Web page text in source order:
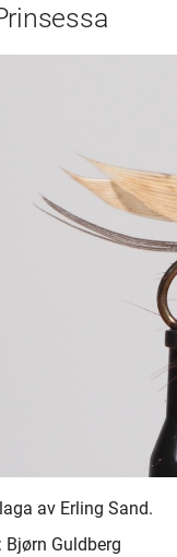
av Erling Sand.
Bjørn Guldberg